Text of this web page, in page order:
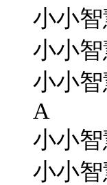
小小
小小
小小
A
小小
小小